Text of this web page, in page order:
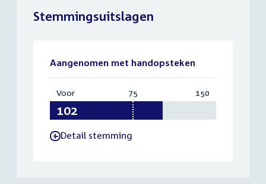
Stemmingsuitslagen
Aangenomen met handopsteken
Voor:
75 150
-Detail stemming